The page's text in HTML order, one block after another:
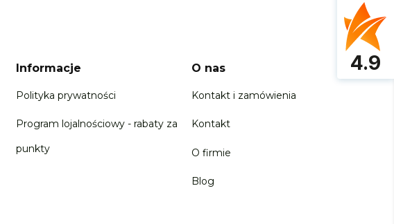
Informacje
Polityka prywatności
Program lojalnościowy - rabaty za
punkty
O nas
Kontakt i zamówienia
Kontakt
O firmie
Blog
4.9